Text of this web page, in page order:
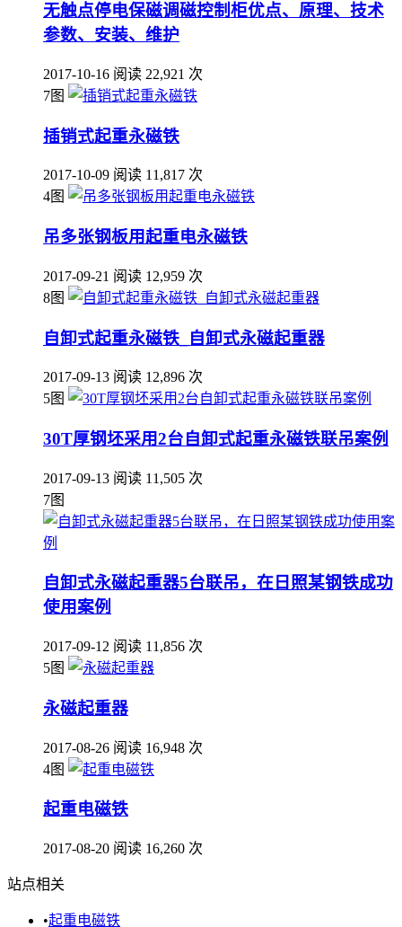
无触点停电保磁调磁控制柜优点、原理、技术
参数、安装、维护
2017-10-16 阅读 22,921 次
7图
插销式起重永磁铁
2017-10-09 阅读 11,817 次
4图
吊多张钢板用起重电永磁铁
2017-09-21 阅读 12,959 次
8图
自卸式起重永磁铁_自卸式永磁起重器
2017-09-13 阅读 12,896 次
5图
30T厚钢坯采用2台自卸式起重永磁铁联吊案例
2017-09-13 阅读 11,505 次
7图
自卸式永磁起重器5台联吊，在日照某钢铁成功
使用案例
2017-09-12 阅读 11,856 次
5图
永磁起重器
2017-08-26 阅读 16,948 次
4图
起重电磁铁
2017-08-20 阅读 16,260 次
站点相关
•起重电磁铁